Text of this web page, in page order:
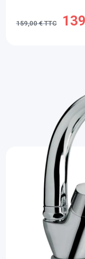
159,00 € TTC 139